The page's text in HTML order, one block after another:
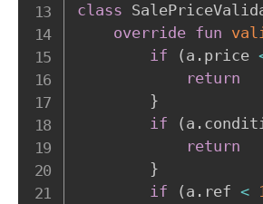
class
override fun
if
( a . price
return
}
if
( a .
return
}
if
( a . ref <